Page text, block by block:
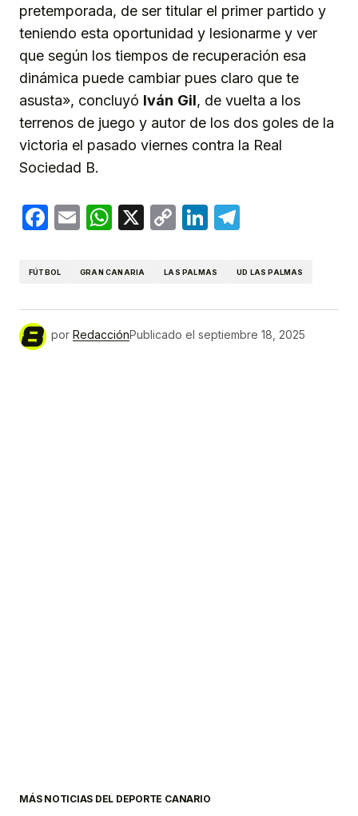
pretemporada, de ser titular el primer partido y
teniendo esta oportunidad y lesionarme y ver
que según los tiempos de recuperación esa
dinámica puede cambiar pues claro que te
asusta», concluyó Iván Gil, de vuelta a los
terrenos de juego y autor de los dos goles de la
victoria el pasado viernes contra la Real
Sociedad B.
Facebook
EmailWhatsApp
X
CopyLinkedIn
FÚTBOL GRAN CANARIA LAS PALMAS UD LAS PALMAS
por RedacciónPublicado el septiembre 18, 2025
MÁS NOTICIAS DEL DEPORTE CANARIO